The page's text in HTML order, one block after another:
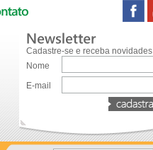
Cadastre-se e receba novidades
Nome
E-mail